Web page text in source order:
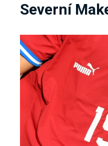
Severní